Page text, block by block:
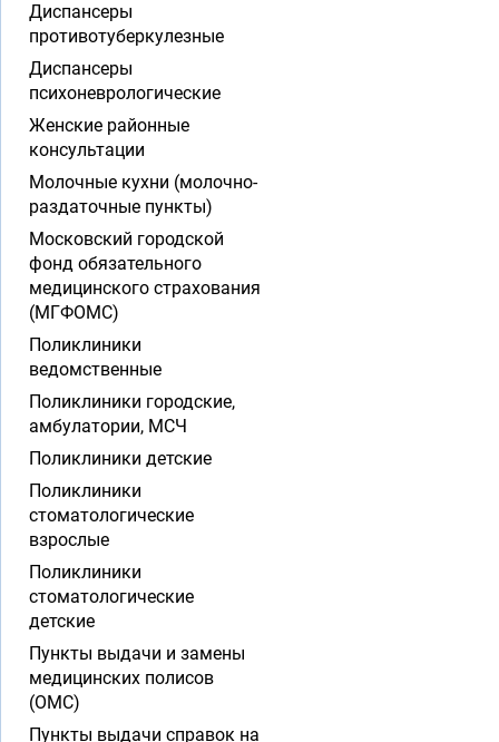
Диспансеры
противотуберкулезные
Диспансеры
психоневрологические
Женские районные
консультации
Молочные кухни (молочно-
раздаточные пункты)
Московский городской
фонд обязательного
медицинского страхования
(МГФОМС)
Поликлиники
ведомственные
Поликлиники городские,
амбулатории, МСЧ
Поликлиники детские
Поликлиники
стоматологические
взрослые
Поликлиники
стоматологические
детские
Пункты выдачи и замены
медицинских полисов
(ОМС)
Пункты выдачи справок на